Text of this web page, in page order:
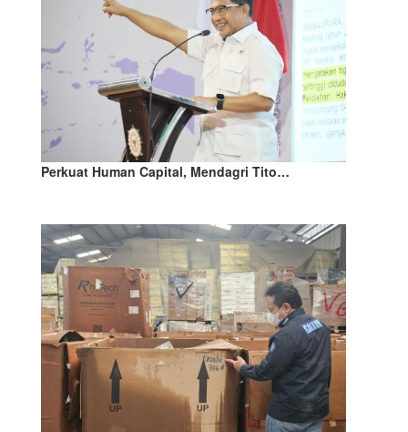
Perkuat Human Capital, Mendagri Tito…